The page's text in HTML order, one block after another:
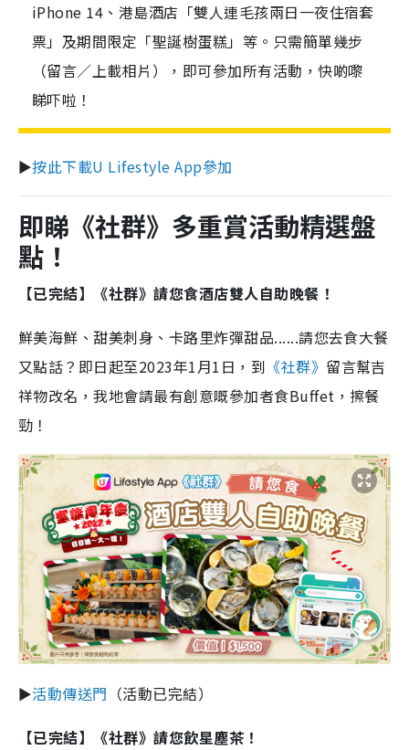
iPhone 14、港島酒店「雙人連毛孩兩日一夜住宿套
票」及期間限定「聖誕樹蛋糕」等。只需簡單幾步
（留言／上載相片），即可參加所有活動，快啲嚟
睇吓啦！
►按此下載U Lifestyle App參加
即睇《社群》多重賞活動精選盤
點！
【已完結】
《社群》請您食酒店雙人自助晚餐！
鮮美海鮮、甜美刺身、卡路里炸彈甜品......請您去食大餐
又點話？即日起至2023年1月1日，到 《社群》 留言幫吉
祥物改名，我地會請最有創意嘅參加者食Buffet，擦餐
勁！
►活動傳送門 （活動已完結）
【已完結】
《社群》請您飲星塵茶！